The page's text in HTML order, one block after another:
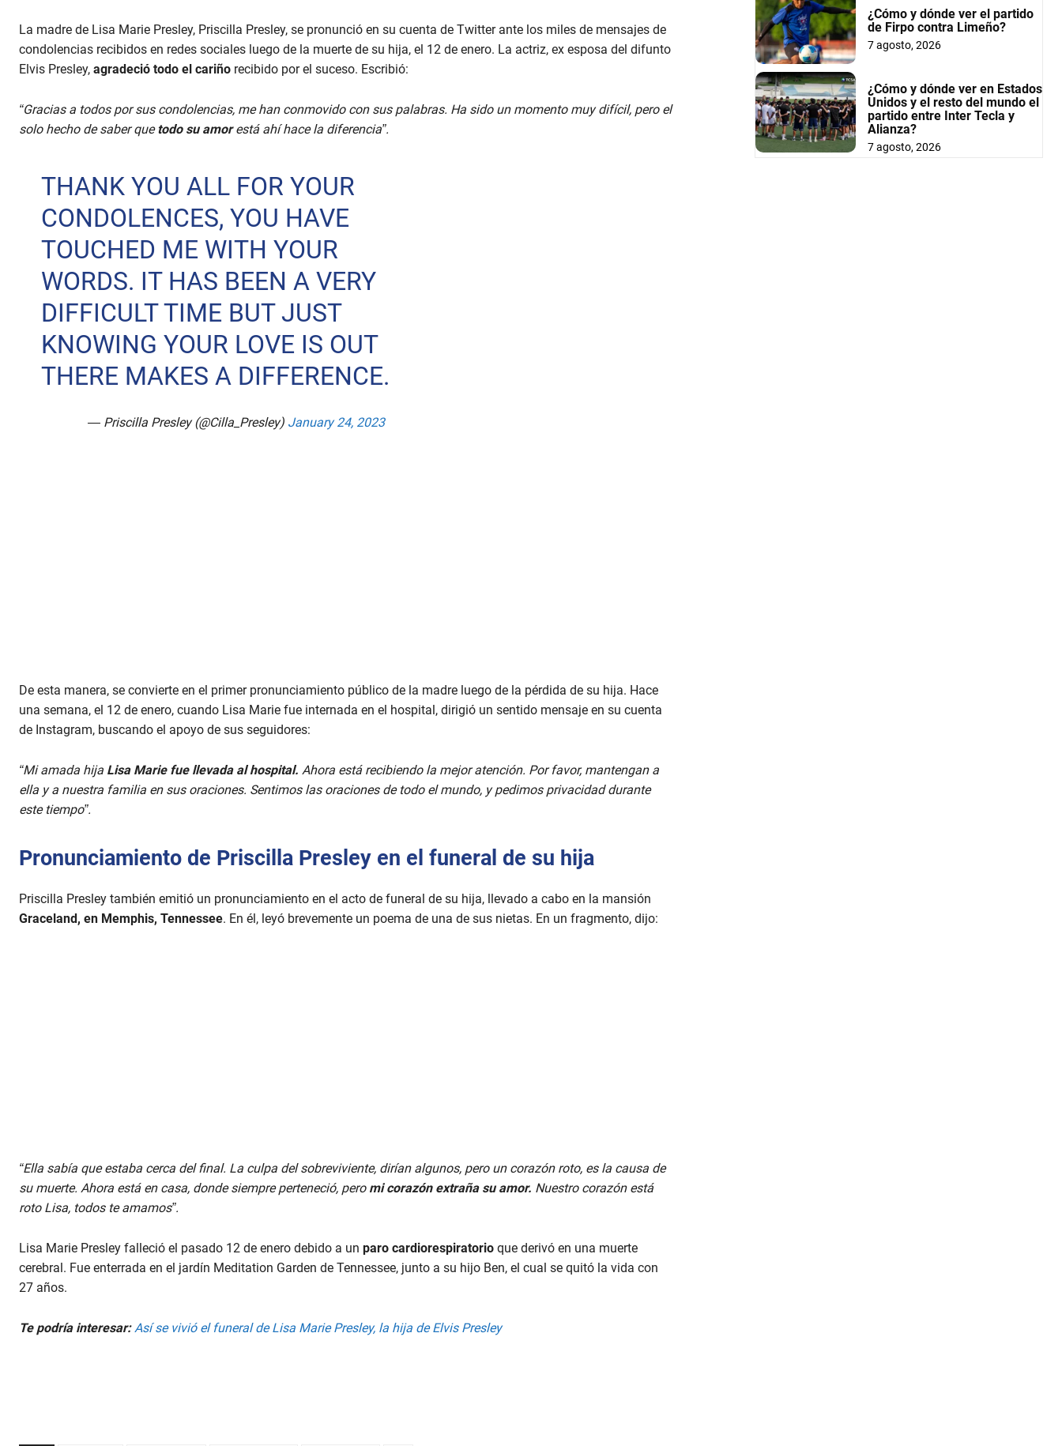
La madre de Lisa Marie Presley, Priscilla Presley, se pronunció en su cuenta de Twitter ante los miles de mensajes de
condolencias recibidos en redes sociales luego de la muerte de su hija, el 12 de enero. La actriz, ex esposa del difunto
Elvis Presley, agradeció todo el cariño recibido por el suceso. Escribió:
“Gracias a todos por sus condolencias, me han conmovido con sus palabras. Ha sido un momento muy difícil, pero el
solo hecho de saber quetodo su amorestá ahí hace la diferencia”.
THANK YOU ALL FOR YOUR
CONDOLENCES, YOU HAVE
TOUCHED ME WITH YOUR
WORDS. IT HAS BEEN A VERY
DIFFICULT TIME BUT JUST
KNOWING YOUR LOVE IS OUT
THERE MAKES A DIFFERENCE.
— Priscilla Presley (@Cilla_Presley) January 24, 2023
De esta manera, se convierte en el primer pronunciamiento público de la madre luego de la pérdida de su hija. Hace
una semana, el 12 de enero, cuando Lisa Marie fue internada en el hospital, dirigió un sentido mensaje en su cuenta
de Instagram, buscando el apoyo de sus seguidores:
“Mi amada hija Lisa Marie fue llevada al hospital. Ahora está recibiendo la mejor atención. Por favor, mantengan a
ella y a nuestra familia en sus oraciones. Sentimos las oraciones de todo el mundo, y pedimos privacidad durante
este tiempo”.
Pronunciamiento de Priscilla Presley en el funeral de su hija
Priscilla Presley también emitió un pronunciamiento en el acto de funeral de su hija, llevado a cabo en la mansión
Graceland, en Memphis, Tennessee. En él, leyó brevemente un poema de una de sus nietas. En un fragmento, dijo:
“Ella sabía que estaba cerca del final. La culpa del sobreviviente, dirían algunos, pero un corazón roto, es la causa de
su muerte. Ahora está en casa, donde siempre perteneció, peromi corazón extraña su amor. Nuestro corazón está
roto Lisa, todos te amamos”.
Lisa Marie Presley falleció el pasado 12 de enero debido a un paro cardiorespiratorio que derivó en una muerte
cerebral. Fue enterrada en el jardín Meditation Garden de Tennessee, junto a su hijo Ben, el cual se quitó la vida con
27 años.
Te podría interesar: Así se vivió el funeral de Lisa Marie Presley, la hija de Elvis Presley
¿Cómo y dónde ver el partido
de Firpo contra Limeño?
7 agosto, 2026
¿Cómo y dónde ver en Estados
Unidos y el resto del mundo el
partido entre Inter Tecla y
Alianza?
7 agosto, 2026